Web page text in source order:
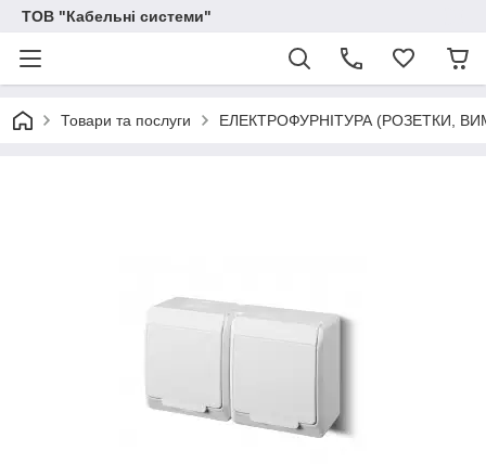
ТОВ "Кабельні системи"
Товари та послуги ЕЛЕКТРОФУРНІТУРА (РОЗЕТКИ,